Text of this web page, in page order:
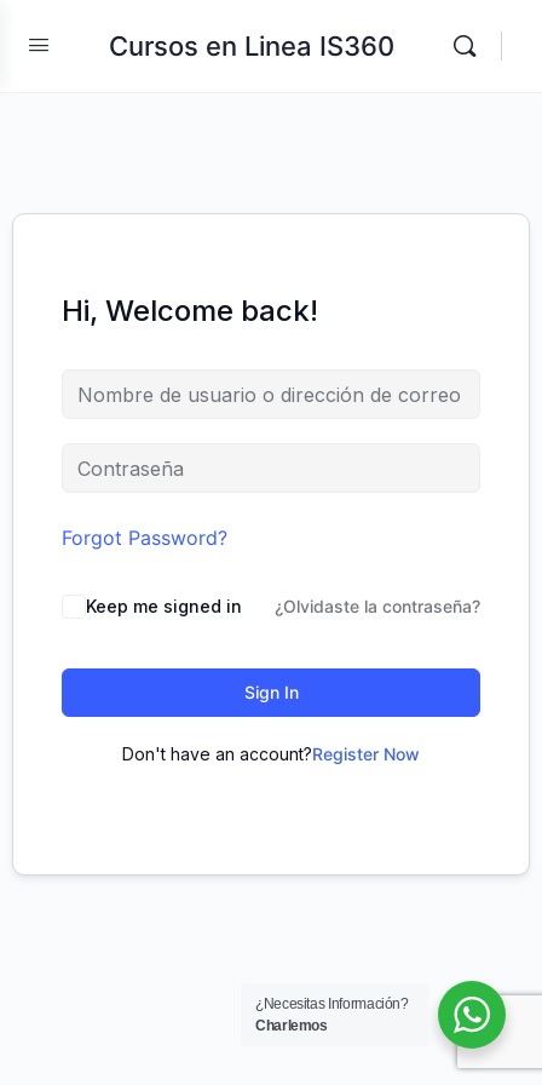
Cursos en Linea IS360
Hi, Welcome back!
Forgot Password?
Keep me signed in ¿Olvidaste la contraseña?
Sign In
Don't have an account?Register Now
¿Necesitas Información?
Charlemos